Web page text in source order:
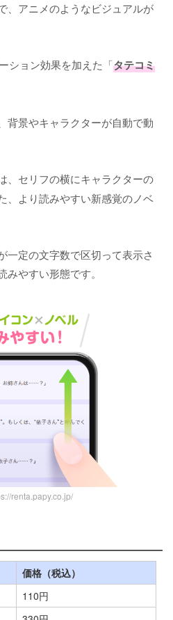
、アニメのようなビジュアルが
ション効果を加えた「タテコミ
背景やキャラクターが自動で動
、セリフの横にキャラクターの
、より読みやすい新感覚のノベ
一定の文字数で区切って表示さ
やすい形態です。
renta.papy.co.jp/
価格（税込）
110円